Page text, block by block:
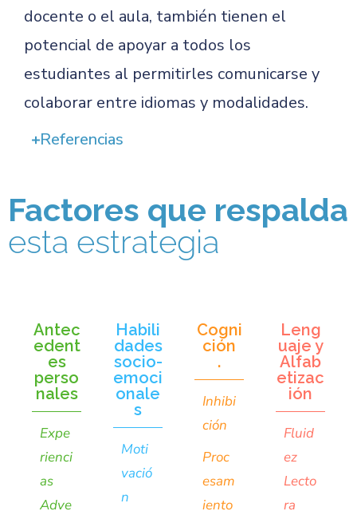
docente o el aula, también tienen el
potencial de apoyar a todos los
estudiantes al permitirles comunicarse y
colaborar entre idiomas y modalidades.
Referencias
Factores que respalda
esta estrategia
Antec
edent
es
perso
nales
Expe
rienci
as
Adve
Habili
dades
socio-
emoci
onale
s
Moti
vació
n
Cogni
ción
.
Inhibi
ción
Proc
esam
iento
Leng
uaje y
Alfab
etizac
ión
Fluid
ez
Lecto
ra